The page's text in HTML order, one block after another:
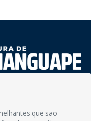
PB
que são